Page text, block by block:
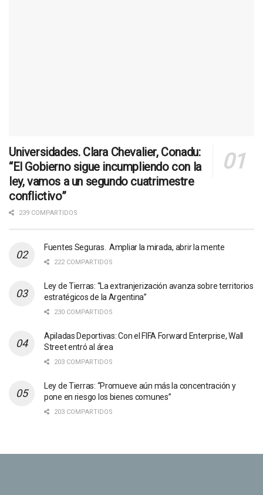
Universidades. Clara Chevalier, Conadu:
“El Gobierno sigue incumpliendo con la
ley, vamos a un segundo cuatrimestre
conflictivo”
239 COMPARTIDOS
Fuentes Seguras. Ampliar la mirada, abrir la mente
222 COMPARTIDOS
Ley de Tierras: “La extranjerización avanza sobre territorios
estratégicos de la Argentina”
230 COMPARTIDOS
Apiladas Deportivas: Con el FIFA Forward Enterprise, Wall
Street entró al área
203 COMPARTIDOS
Ley de Tierras: “Promueve aún más la concentración y
pone en riesgo los bienes comunes”
203 COMPARTIDOS